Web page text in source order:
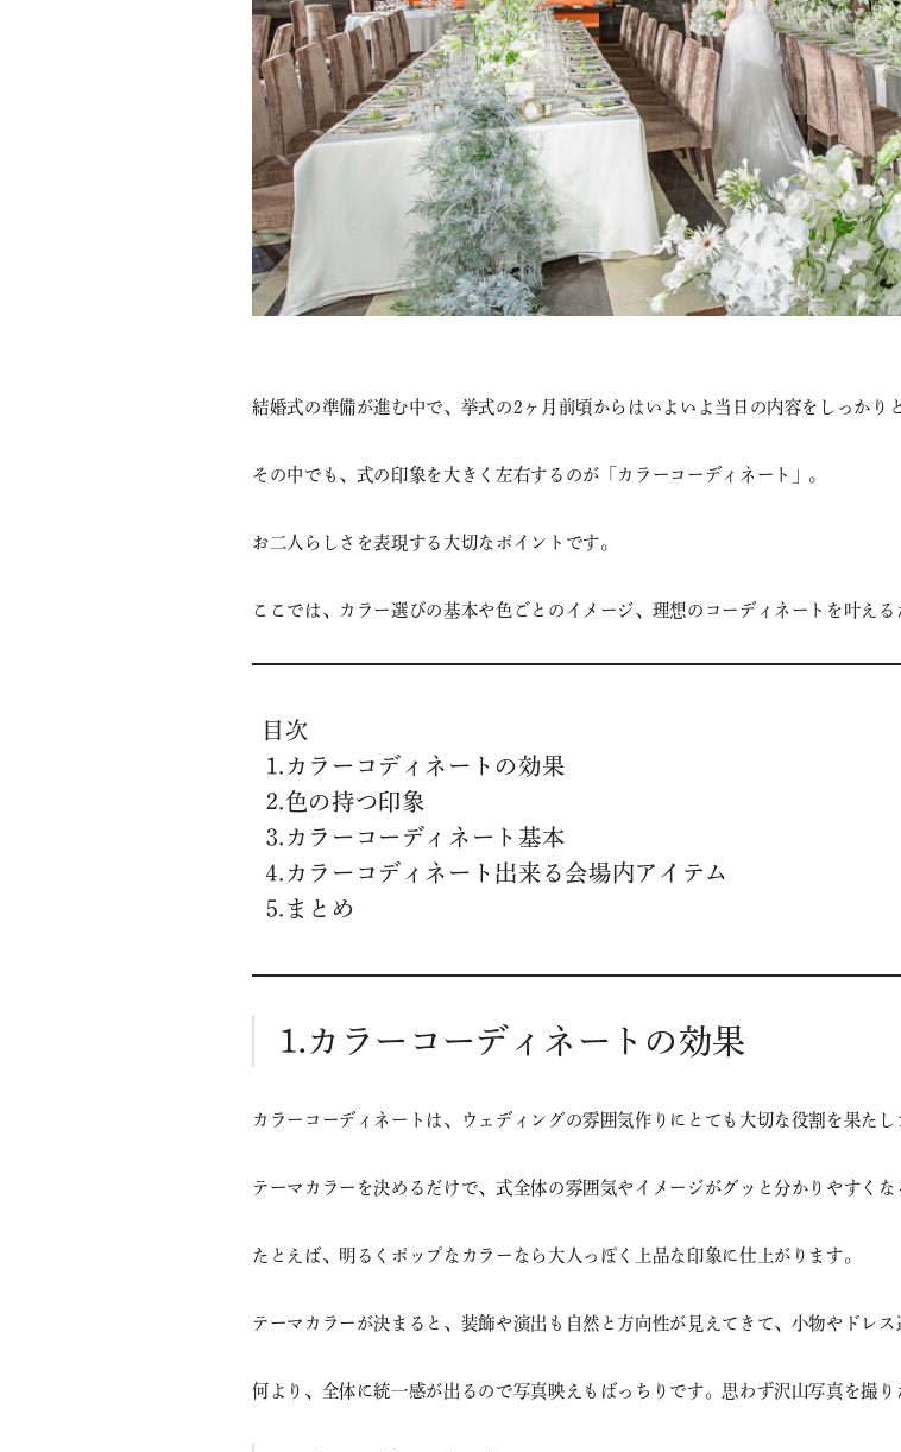
結婚式の準備が進む中で、挙式の2ヶ月前頃からはいよいよ当日の内容をしっかり
その中でも、式の印象を大きく左右するのが「カラーコーディネート」。
お二人らしさを表現する大切なポイントです。
ここでは、カラー選びの基本や色ごとのイメージ、理想のコーディネートを叶える
目次
⒈カラーコディネートの効果
⒉色の持つ印象
⒊カラーコーディネート基本
⒋カラーコディネート出来る会場内アイテム
⒌まとめ
⒈カラーコーディネートの効果
カラーコーディネートは、ウェディングの雰囲気作りにとても大切な役割を果たし
テーマカラーを決めるだけで、式全体の雰囲気やイメージがグッと分かりやすくな
たとえば、明るくポップなカラーなら大人っぽく上品な印象に仕上がります。
テーマカラーが決まると、装飾や演出も自然と方向性が見えてきて、小物やドレス
何より、全体に統一感が出るので写真映えもばっちりです。思わず沢山写真を撮